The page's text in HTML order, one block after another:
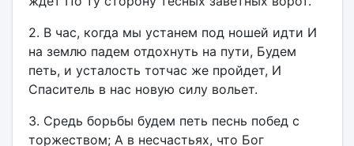
2. В час, когда мы устанем под ношей идти И
на землю падем отдохнуть на пути, Будем
петь, и усталость тотчас же пройдет, И
Спаситель в нас новую силу вольет.
3. Средь борьбы будем петь песнь побед с
торжеством; А в несчастьях, что Бог